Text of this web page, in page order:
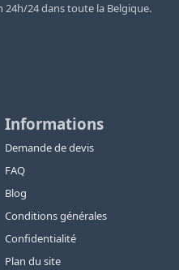
24 dans toute la Belgique.
Informations
Demande de devis
FAQ
Blog
Conditions générales
Confidentialité
Plan du site